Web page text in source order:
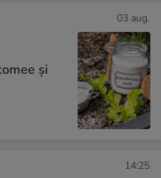
03 aug.
și
14:25